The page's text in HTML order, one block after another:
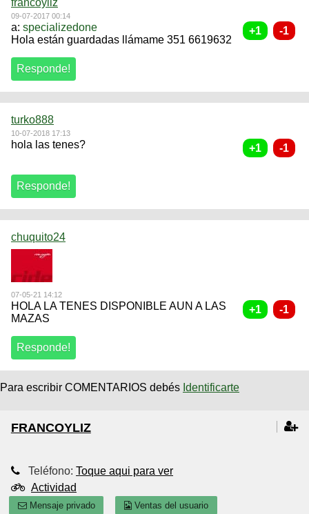
francoyliz
09-07-2017 00:14
a: specializedone
Hola están guardadas llámame 351 6619632
turko888
10-07-2018 17:13
hola las tenes?
chuquito24
07-05-21 14:12
HOLA LA TENES DISPONIBLE AUN A LAS
MAZAS
Para escribir COMENTARIOS debés Identificarte
FRANCOYLIZ
Teléfono: Toque aqui para ver
Actividad
Mensaje privado Ventas del usuario